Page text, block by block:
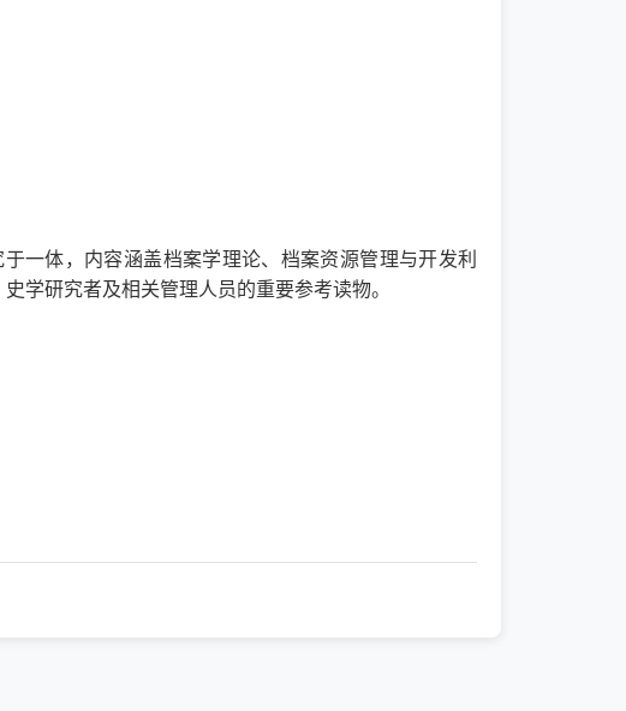
一体，内容涵盖档案学理论、档案资源管理与开发利
学研究者及相关管理人员的重要参考读物。